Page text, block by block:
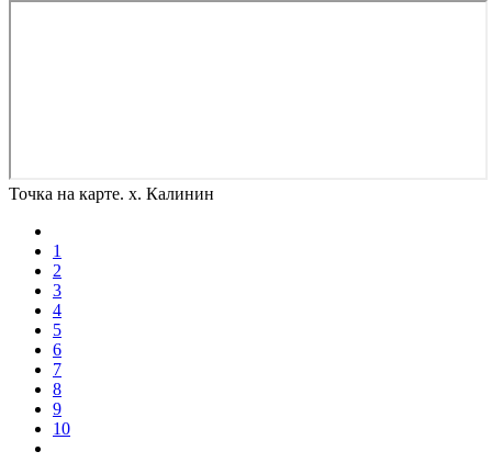
Точка на карте. х. Калинин
1
2
3
4
5
6
7
8
9
10